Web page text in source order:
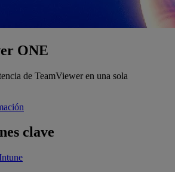
ONE
de TeamViewer en una sola
clave